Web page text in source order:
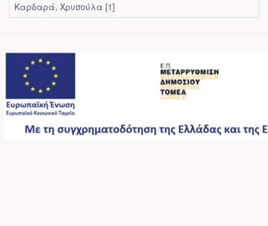
Καρδαρά, Χρυσούλα [1]